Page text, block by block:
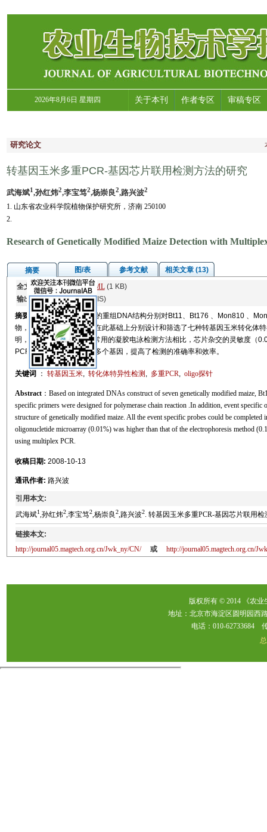
2026年8月6日 星期四 关于本刊 作者专区 审稿专区
研究论文
转基因玉米多重PCR-基因芯片联用检测方法的研究
武海斌1,孙红炜2,李宝笃2,杨崇良2,路兴波2
1. 山东省农业科学院植物保护研究所，济南 250100
2.
Research of Genetically Modified Maize Detection with
摘要 图/表 参考文献
相关文章 (13)
全文: PDF(679 KB)HTML(1 KB)
输出: BibTeX|EndNote(RIS)
摘要 根据七种转基因玉米的重组DNA结构分别对Bt11、Bt176 、Mon810 、
物，进行多重PCR检测。在此基础上分别设计和筛选了七种转基因玉米转化体
明，该探针特异性好，同常用的凝胶电泳检测方法相比，芯片杂交的灵敏度（
PCR技术一次可同时检测多个基因，提高了检测的准确率和效率。
关键词 ： 转基因玉米, 转化体特异性检测 , 多重PCR, oligo探针
Abstract：Based on integrated DNAs construct of seven genetically modified maize,
specific primers were designed for polymerase chain reaction .In addition, event
structure of genetically modified maize. All the event specific probes could be
oligonucletide microarray (0.01%) was higher than that of the electrophoresis method
using multiplex PCR.
收稿日期: 2008-10-13
通讯作者: 路兴波
引用本文:
武海斌1,孙红炜2,李宝笃2,杨崇良2,路兴波2. 转基因玉米多重PCR-基因芯片联用检
链接本文:
http://journal05.magtech.org.cn/Jwk_ny/CN/
或 http://journal05.magtech.org.cn/
版权所有 © 2014 《农
地址：北京市海淀区圆明园西
电话：010-62733684